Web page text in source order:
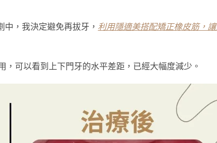
，我決定避免再拔牙， 利用隱適美搭配矯正橡皮筋，
可以看到上下門牙的水平差距，已經大幅度減少。